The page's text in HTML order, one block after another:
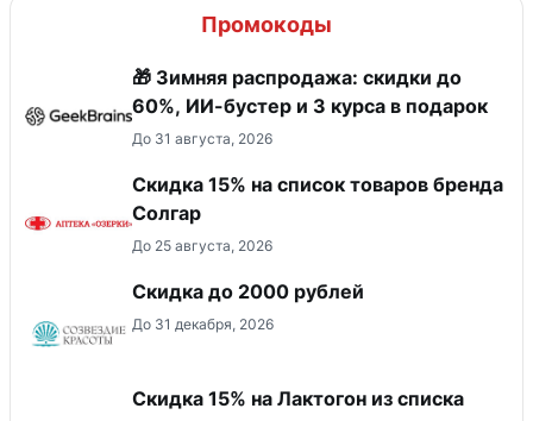
Промокоды
🎁 Зимняя распродажа: скидки до
60%, ИИ-бустер и 3 курса в подарок
До 31 августа, 2026
Скидка 15% на список товаров бренда
Солгар
До 25 августа, 2026
Скидка до 2000 рублей
До 31 декабря, 2026
Скидка 15% на Лактогон из списка